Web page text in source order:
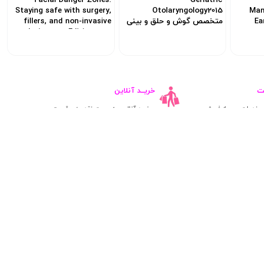
Otolaryngology2015
متخصص گوش و حلق و بینی
Staying safe with surgery,
fillers, and non-invasive
devices 1st Edition 2020
خدمات پس از فروش
خریــد آنلاین
خرید آنلاین به صورت نقدی زیر قیمت